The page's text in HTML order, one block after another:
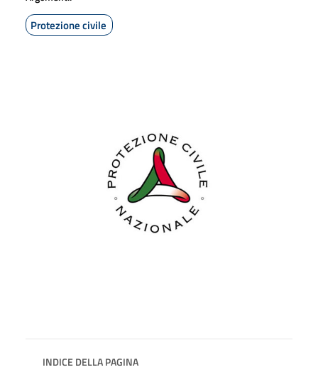
Protezione civile
INDICE DELLA PAGINA